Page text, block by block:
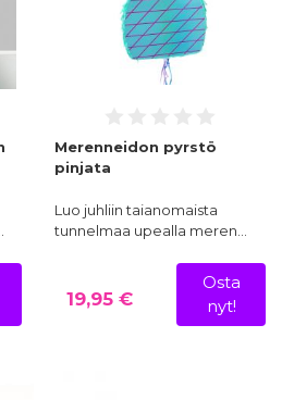
Merenneidon pyrstö
pinjata
Luo juhliin taianomaista
tunnelmaa upealla meren…
19,95 €
Osta
nyt!